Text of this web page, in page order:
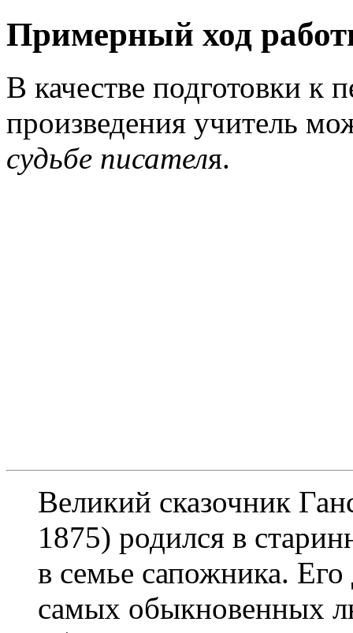
Примерный ход
В качестве подготовки к
произведения учитель
судьбе писателя.
Великий сказочник
1875) родился в
в семье сапожника.
самых обыкновенных